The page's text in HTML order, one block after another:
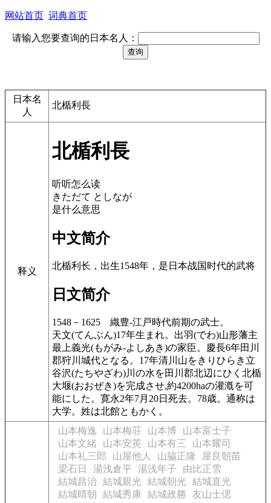
网站首页 词典首页
请输入您要查询的日本名人：
日本名
人
北楯利長
释义
北楯利長
听听怎么读
きただて としなが
是什么意思
中文简介
北楯利长，出生1548年，是日本战国时代的武将
日文简介
1548－1625 織豊-江戸時代前期の武士。
天文(てんぶん)17年生まれ。出羽(でわ)山形藩主
最上義光(もがみ-よしあき)の家臣。慶長6年田川
郡狩川城代となる。17年清川山をきりひらき立
谷沢(たちやざわ)川の水を田川郡北辺にひく北楯
大堰(おおぜき)を完成させ,約4200haの灌漑を可
能にした。寛永2年7月20日死去。78歳。通称は
大学。姓は北館ともかく。
山本梅逸 山本梅荘 山本博
山本富士子
山本文緒
山本安英 山本有三
山本耀司
山本礼三郎
山屋他人 山脇正隆
屋良朝苗
梁石日
湯浅倉平 湯浅年子
由比正雪
結城昌治 結城親光 結城朝光
結城直光
結城晴朝
結城秀康 結城政勝
友山士偲